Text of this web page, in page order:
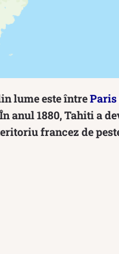
lume este întreParis
anul 1880, Tahiti a
francez de